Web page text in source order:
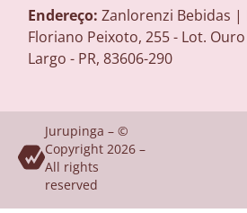
Endereço: Zanlorenzi Bebidas |
Floriano Peixoto, 255 - Lot.
Largo - PR, 83606-290
Jurupinga – ©
Copyright 2026 –
All rights
reserved